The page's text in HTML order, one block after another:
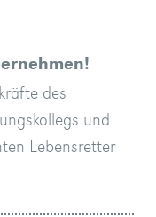
des
und
Lebensretter